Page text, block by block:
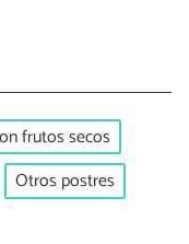
frutos secos
Otros postres